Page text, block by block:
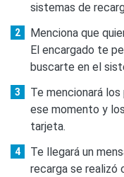
sistemas de
Menciona que
El encargado te
buscarte en el
Te mencionará
ese momento y
tarjeta.
Te llegará un
recarga se realizó